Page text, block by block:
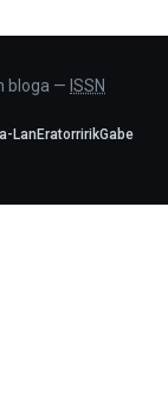
bloga — ISSN
LanEratorririkGabe